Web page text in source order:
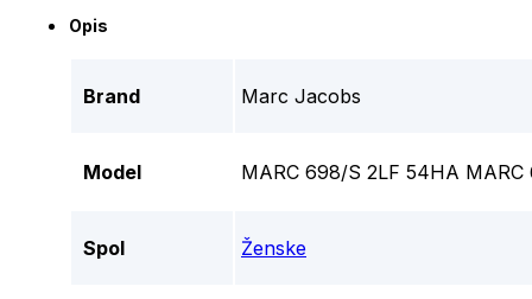
Opis
Brand Marc Jacobs
Model MARC 698/S 2LF 54HA
Spol Ženske